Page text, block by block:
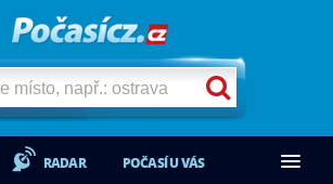
RADAR POČASÍ U VÁS